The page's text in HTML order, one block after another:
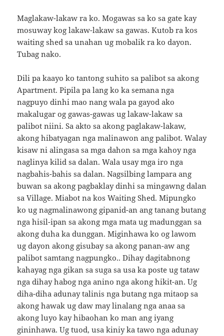
Maglakaw-lakaw ra ko. Mogawas sa ko sa gate kay
mosuway kog lakaw-lakaw sa gawas. Kutob ra kos
waiting shed sa unahan ug mobalik ra ko dayon.
Tubag nako.
Dili pa kaayo ko tantong suhito sa palibot sa akong
Apartment. Pipila pa lang ko ka semana nga
nagpuyo dinhi mao nang wala pa gayod ako
makalugar og gawas-gawas ug lakaw-lakaw sa
palibot niini. Sa akto sa akong paglakaw-lakaw,
akong hibatyagan nga malinawon ang palibot. Walay
kisaw ni alingasa sa mga dahon sa mga kahoy nga
naglinya kilid sa dalan. Wala usay mga iro nga
nagbahis-bahis sa dalan. Nagsilbing lampara ang
buwan sa akong pagbaklay dinhi sa mingawng dalan
sa Village. Miabot na kos Waiting Shed. Mipungko
ko ug nagmalinawong gipanid-an ang tanang butang
nga hisil-ipan sa akong mga mata ug madunggan sa
akong duha ka dunggan. Miginhawa ko og lawom
ug dayon akong gisubay sa akong panan-aw ang
palibot samtang nagpungko.. Dihay dagitabnong
kahayag nga gikan sa suga sa usa ka poste ug tataw
nga dihay habog nga anino nga akong hikit-an. Ug
diha-diha adunay talinis nga butang nga mitaop sa
akong hawak ug daw may linalang nga anaa sa
akong luyo kay hibaohan ko man ang iyang
gininhawa. Ug tuod, usa kiniy ka tawo nga adunay